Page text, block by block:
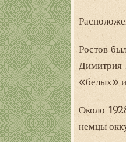
Ростов
Димитрия
«белых»
Около
немцы